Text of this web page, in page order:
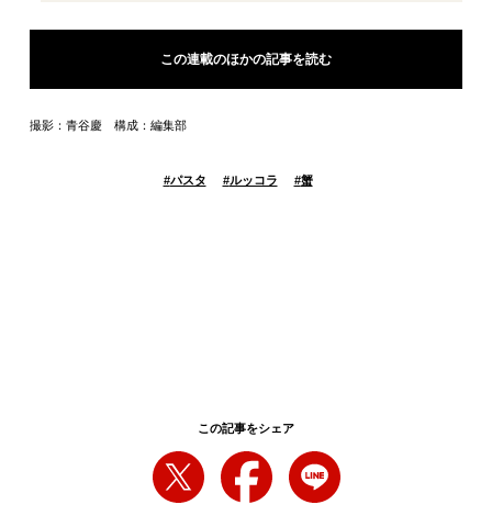
この連載のほかの記事を読む
撮影：青谷慶 構成：編集部
#パスタ #ルッコラ #蟹
この記事をシェア